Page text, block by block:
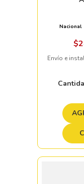
Nacional
$
Envío e